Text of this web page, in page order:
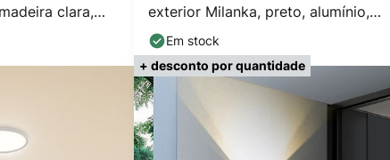
clara,
exterior Milanka, preto, alumínio,
43 cm
Em stock
+ desconto por quantidade